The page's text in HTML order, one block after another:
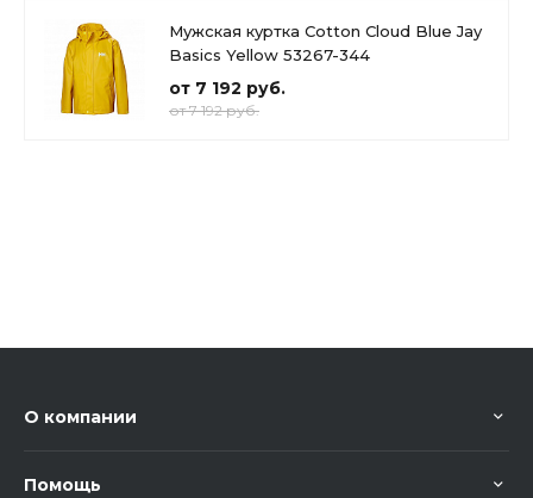
Мужская куртка Cotton Cloud Blue Jay
Basics Yellow 53267-344
от 7 192 руб.
от 7 192 руб.
О компании
Помощь